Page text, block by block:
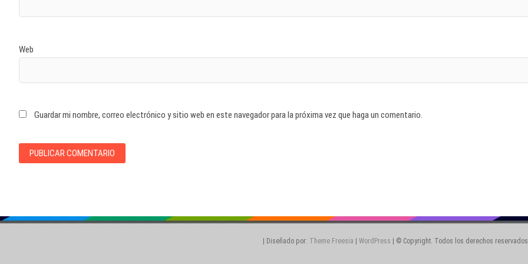
Web
Guardar mi nombre, correo electrónico y sitio web en este navegador para la próxima vez que haga un comentario.
| Diseñado por: Theme Freesia | WordPress | © Copyright. Todos los derechos